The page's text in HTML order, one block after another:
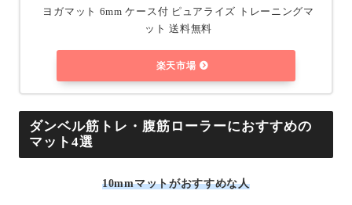
ヨガマット 6mm ケース付 ピュアライズ トレーニングマ
ット 送料無料
楽天市場
ダンベル筋トレ・腹筋ローラーにおすすめの
マット4選
10mmマットがおすすめな人